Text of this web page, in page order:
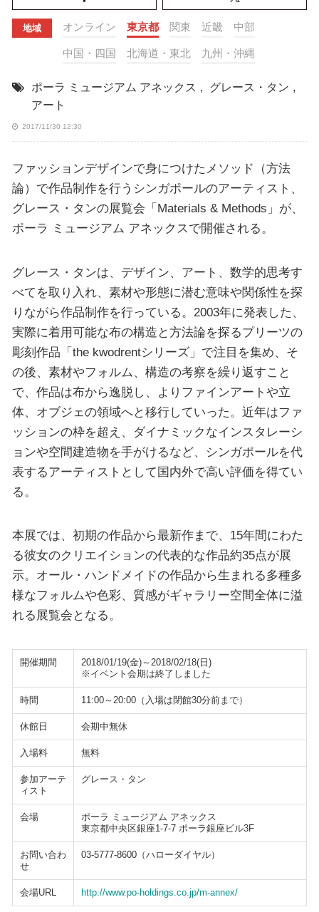
地域 オンライン 東京都 関東 近畿 中部
中国・四国 北海道・東北 九州・沖縄
ポーラ ミュージアム アネックス , グレース・タン ,
アート
2017/11/30 12:30
ファッションデザインで身につけたメソッド（方法
論）で作品制作を行うシンガポールのアーティスト、
グレース・タンの展覧会「Materials & Methods」が、
ポーラ ミュージアム アネックスで開催される。
グレース・タンは、デザイン、アート、数学的思考す
べてを取り入れ、素材や形態に潜む意味や関係性を探
りながら作品制作を行っている。2003年に発表した、
実際に着用可能な布の構造と方法論を探るプリーツの
彫刻作品「the kwodrentシリーズ」で注目を集め、そ
の後、素材やフォルム、構造の考察を繰り返すこと
で、作品は布から逸脱し、よりファインアートや立
体、オブジェの領域へと移行していった。近年はファ
ッションの枠を超え、ダイナミックなインスタレーシ
ョンや空間建造物を手がけるなど、シンガポールを代
表するアーティストとして国内外で高い評価を得てい
る。
本展では、初期の作品から最新作まで、15年間にわた
る彼女のクリエイションの代表的な作品約35点が展
示。オール・ハンドメイドの作品から生まれる多種多
様なフォルムや色彩、質感がギャラリー空間全体に溢
れる展覧会となる。
開催期間
2018/01/19(金)～2018/02/18(日)
※イベント会期は終了しました
時間 11:00～20:00（入場は閉館30分前まで）
休館日 会期中無休
入場料 無料
参加アーテ
ィスト
グレース・タン
会場
ポーラ ミュージアム アネックス
東京都中央区銀座1-7-7 ポーラ銀座ビル3F
お問い合わ
せ
03-5777-8600（ハローダイヤル）
会場URL http://www.po-holdings.co.jp/m-annex/